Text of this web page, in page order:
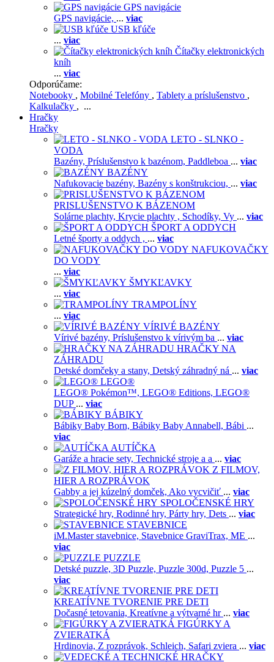
GPS navigácie
GPS navigácie, ... viac
USB kľúče
... viac
Čítačky elektronických
kníh
... viac
Odporúčame:
Notebooky , Mobilné Telefóny , Tablety a príslušenstvo ,
Kalkulačky , ...
Hračky
Hračky
LETO - SLNKO -
VODA
Bazény, Príslušenstvo k bazénom, Paddleboa ... viac
BAZÉNY
Nafukovacie bazény, Bazény s konštrukciou, ... viac
PRISLUŠENSTVO K BÁZENOM
Solárne plachty, Krycie plachty , Schodíky, Vy ... viac
ŠPORT A ODDYCH
Letné športy a oddych , ... viac
NAFUKOVAČKY
DO VODY
... viac
ŠMYKĽAVKY
... viac
TRAMPOLÍNY
... viac
VÍRIVÉ BAZÉNY
Vírivé bazény, Príslušenstvo k vírivým ba ... viac
HRAČKY NA
ZÁHRADU
Detské domčeky a stany, Detský záhradný ná ... viac
LEGO®
LEGO® Pokémon™, LEGO® Editions, LEGO®
DUP ... viac
BÁBIKY
Bábiky Baby Born, Bábiky Baby Annabell, Bábi ...
viac
AUTÍČKA
Garáže a hracie sety, Technické stroje a a ... viac
Z FILMOV,
HIER A ROZPRÁVOK
Gabby a jej kúzelný domček, Ako vycvičiť ... viac
SPOLOČENSKÉ HRY
Strategické hry, Rodinné hry, Párty hry, Dets ... viac
STAVEBNICE
iM.Master stavebnice, Stavebnice GraviTrax, ME ...
viac
PUZZLE
Detské puzzle, 3D Puzzle, Puzzle 300d, Puzzle 5 ...
viac
KREATÍVNE TVORENIE PRE DETI
Dočasné tetovania, Kreatívne a výtvarné hr ... viac
FIGÚRKY A
ZVIERATKÁ
Hrdinovia, Z rozprávok, Schleich, Safari zviera ... viac